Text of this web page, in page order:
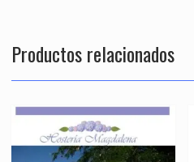
Productos relacionados